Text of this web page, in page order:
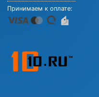
Принимаем к оплате: